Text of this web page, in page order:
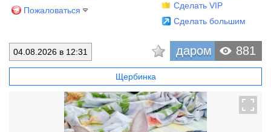
Пожаловаться
Сделать VIP
Сделать большим
881
даром
04.08.2026 в 12:31
Щербинка